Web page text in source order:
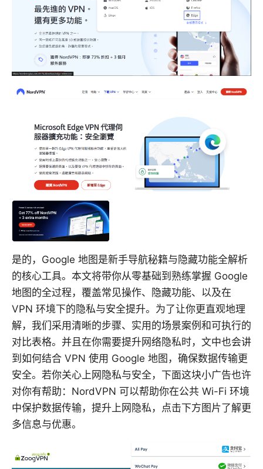
是的，Google 地图是新手导航秘籍与隐藏功能全解析
的核心工具。本文将带你从零基础到熟练掌握 Google
地图的全过程，覆盖常见操作、隐藏功能、以及在
VPN 环境下的隐私与安全提升。为了让你更直观地理
解，我们采用清晰的步骤、实用的场景案例和可执行的
对比表格。并且在你需要提升网络隐私时，文中也会讲
到如何结合 VPN 使用 Google 地图，确保数据传输更
安全。若你关心上网隐私与安全，下面这块小广告也许
对你有帮助：NordVPN 可以帮助你在公共 Wi-Fi 环境
中保护数据传输，提升上网隐私，点击下方图片了解更
多信息与优惠。